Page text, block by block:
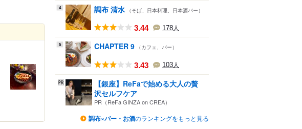
4 調布 清水 （そば、日本料理、日本酒バー）
3.44 178人
5 CHAPTER 9 （カフェ、バー）
3.43 103人
【銀座】ReFaで始める大人の贅
沢セルフケア
PR（ReFa GINZA on CREA）
調布×バー・お酒のランキングをもっと見る